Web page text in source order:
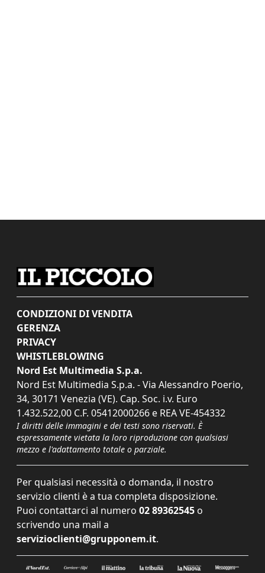
CONDIZIONI DI VENDITA
GERENZA
PRIVACY
WHISTLEBLOWING
Nord Est Multimedia S.p.a.
Nord Est Multimedia S.p.a. - Via Alessandro Poerio,
34, 30171 Venezia (VE). Cap. Soc. i.v. Euro
1.432.522,00 C.F. 05412000266 e REA VE-454332
I diritti delle immagini e dei testi sono riservati. È
espressamente vietata la loro riproduzione con qualsiasi
mezzo e l'adattamento totale o parziale.
Per qualsiasi necessità o domanda, il nostro
servizio clienti è a tua completa disposizione.
Puoi contattarci al numero 02 89362545 o
scrivendo una mail a
servizioclienti@grupponem.it.